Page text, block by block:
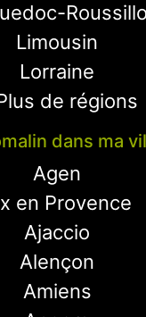
Limousin
Lorraine
de régions
dans ma
Agen
en Provence
Ajaccio
Alençon
Amiens